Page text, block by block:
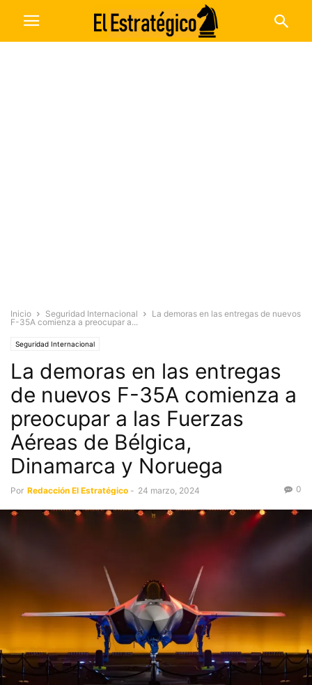
Inicio Seguridad Internacional
La demoras en las entregas de nuevos
F-35A comienza a preocupar a...
Seguridad Internacional
La demoras en las entregas
de nuevos F-35A comienza a
preocupar a las Fuerzas
Aéreas de Bélgica,
Dinamarca y Noruega
Por Redacción El Estratégico - 24 marzo, 2024 0